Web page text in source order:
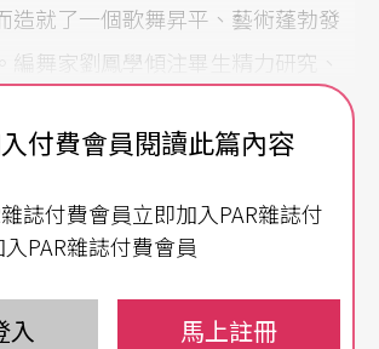
造就了一個歌舞昇平、藝術蓬勃發
編舞家劉鳳學傾注畢生精力研究、
樂舞，便是其中最鼎盛而華麗，融
節於一身的瑰寶。
重建大唐風華
當年的熱情。民國五十五年遠赴日
付費會員閱讀此篇內容
誌付費會員立即加入PAR雜誌付
PAR雜誌付費會員
入 馬上註冊